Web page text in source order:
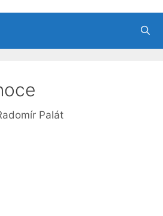
Palát